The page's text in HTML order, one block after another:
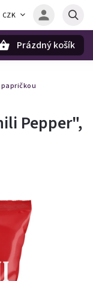
CZK
Prázdný košík
Pepper",